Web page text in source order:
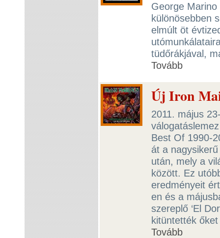
George
különösebben
elmúlt öt
tüdőrákjával,
Tovább
Új Iron
2011. május
Best Of 1990-
át a nagysikerű
után, mely a
között. Ez
eredményeit
en és a
szereplő ‘El
kitüntették
Tovább